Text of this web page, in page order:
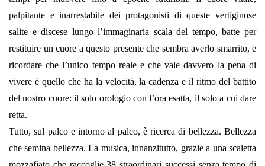
palpitante e inarrestabile dei protagonisti di queste vertiginose
salite e discese lungo l’immaginaria scala del tempo, batte per
restituire un cuore a questo presente che sembra averlo smarrito, e
ricordare che l’unico tempo reale e che vale davvero la pena di
vivere è quello che ha la velocità, la cadenza e il ritmo del battito
del nostro cuore: il solo orologio con l’ora esatta, il solo a cui dare
retta.
Tutto, sul palco e intorno al palco, è ricerca di bellezza. Bellezza
che semina bellezza. La musica, innanzitutto, grazie a una scaletta